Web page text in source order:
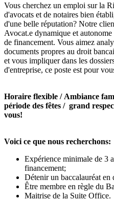
Vous cherchez un emploi sur la
d'avocats et de notaires bien
d'une belle réputation? Notre
Avocat.e dynamique et
de financement. Vous aimez
documents propres au droit
et vous impliquer dans les
d'entreprise, ce poste est pour
Horaire flexible / Ambiance
période des fêtes / grand
vous!
Voici ce que nous recherchons:
Expérience minimale de 3
financement;
Détenir un baccalauréat en
Être membre en règle du
Maitrise de la Suite Office.